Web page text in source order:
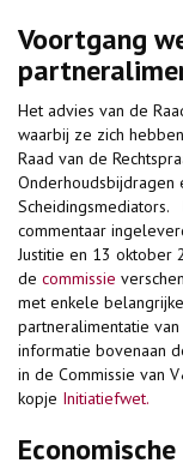
Voortgang
Het advies van de
waarbij ze zich
Raad van de
Onderhoudsbijdragen
Scheidingsmediators.
commentaar
Justitie en 13 oktober
de commissie
met enkele
partneralimentatie
informatie bovenaan
in de Commissie van
kopje Initiatiefwet.